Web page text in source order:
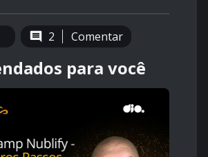
2 Comentar
para você